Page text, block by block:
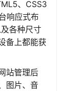
、CSS3
响应式布
各种尺寸
备上都能获
站管理后
图片、音